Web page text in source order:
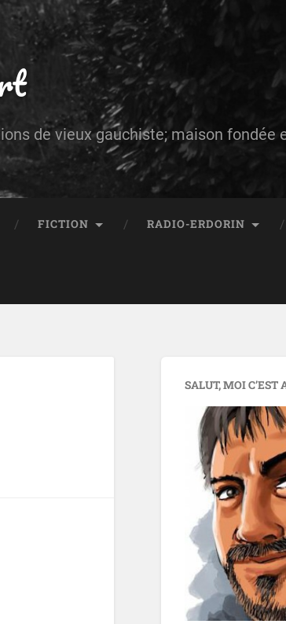
de vieux gauchiste; maison fondée
FICTION RADIO-ERDORIN
SALUT, MOI C’EST